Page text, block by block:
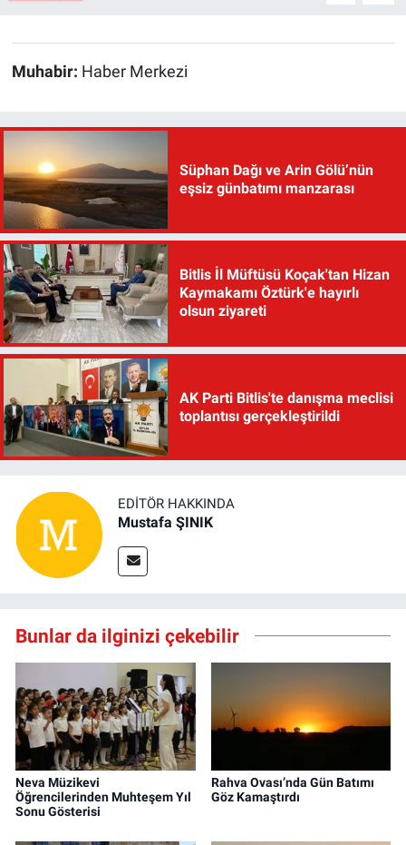
Muhabir: Haber Merkezi
Süphan Dağı ve Arin Gölü’nün
eşsiz günbatımı manzarası
Bitlis İl Müftüsü Koçak'tan Hizan
Kaymakamı Öztürk'e hayırlı
olsun ziyareti
AK Parti Bitlis'te danışma meclisi
toplantısı gerçekleştirildi
EDITÖR HAKKINDA
Mustafa ŞINIK
Bunlar da ilginizi çekebilir
Neva Müzikevi
Öğrencilerinden Muhteşem Yıl
Sonu Gösterisi
Rahva Ovası’nda Gün Batımı
Göz Kamaştırdı